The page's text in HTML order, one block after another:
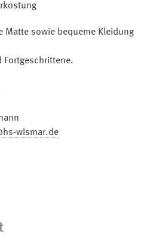
Matte sowie bequeme Kleidung
Fortgeschrittene.
wismar.de